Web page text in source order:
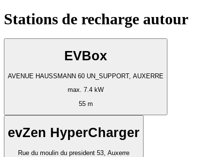
Stations de recharge autour
EVBox
AVENUE HAUSSMANN 60 UN_SUPPORT, AUXERRE
max. 7.4 kW
55 m
evZen HyperCharger
Rue du moulin du president 53, Auxerre